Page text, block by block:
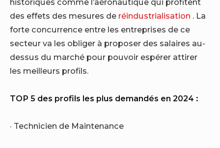
des effets des mesures de réindustrialisation . La
forte concurrence entre les entreprises de ce
secteur va les obliger à proposer des salaires au-
dessus du marché pour pouvoir espérer attirer
les meilleurs profils.
TOP 5 des profils les plus demandés en 2024 :
· Technicien de Maintenance